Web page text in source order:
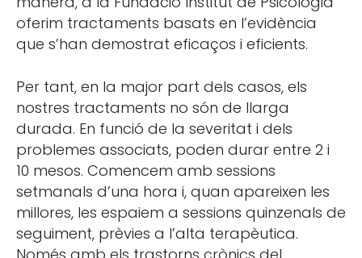
oferim tractaments basats en l’evidència
que s’han demostrat eficaços i eficients.
Per tant, en la major part dels casos, els
nostres tractaments no són de llarga
durada. En funció de la severitat i dels
problemes associats, poden durar entre 2 i
10 mesos. Comencem amb sessions
setmanals d’una hora i, quan apareixen les
millores, les espaiem a sessions quinzenals de
seguiment, prèvies a l’alta terapèutica.